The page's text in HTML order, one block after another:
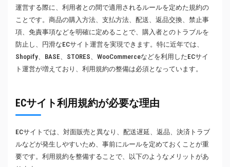
運営する際に、利用者との間で適用されるルールを定めた規約の
ことです。商品の購入方法、支払方法、配送、返品交換、禁止事
項、免責事項などを明確に定めることで、購入者とのトラブルを
防止し、円滑なECサイト運営を実現できます。特に近年では、
Shopify、BASE、STORES、WooCommerceなどを利用したECサイ
ト運営が増えており、利用規約の整備は必須となっています。
ECサイト利用規約が必要な理由
ECサイトでは、対面販売と異なり、配送遅延、返品、決済トラブ
ルなどが発生しやすいため、事前にルールを定めておくことが重
要です。利用規約を整備することで、以下のようなメリットがあ